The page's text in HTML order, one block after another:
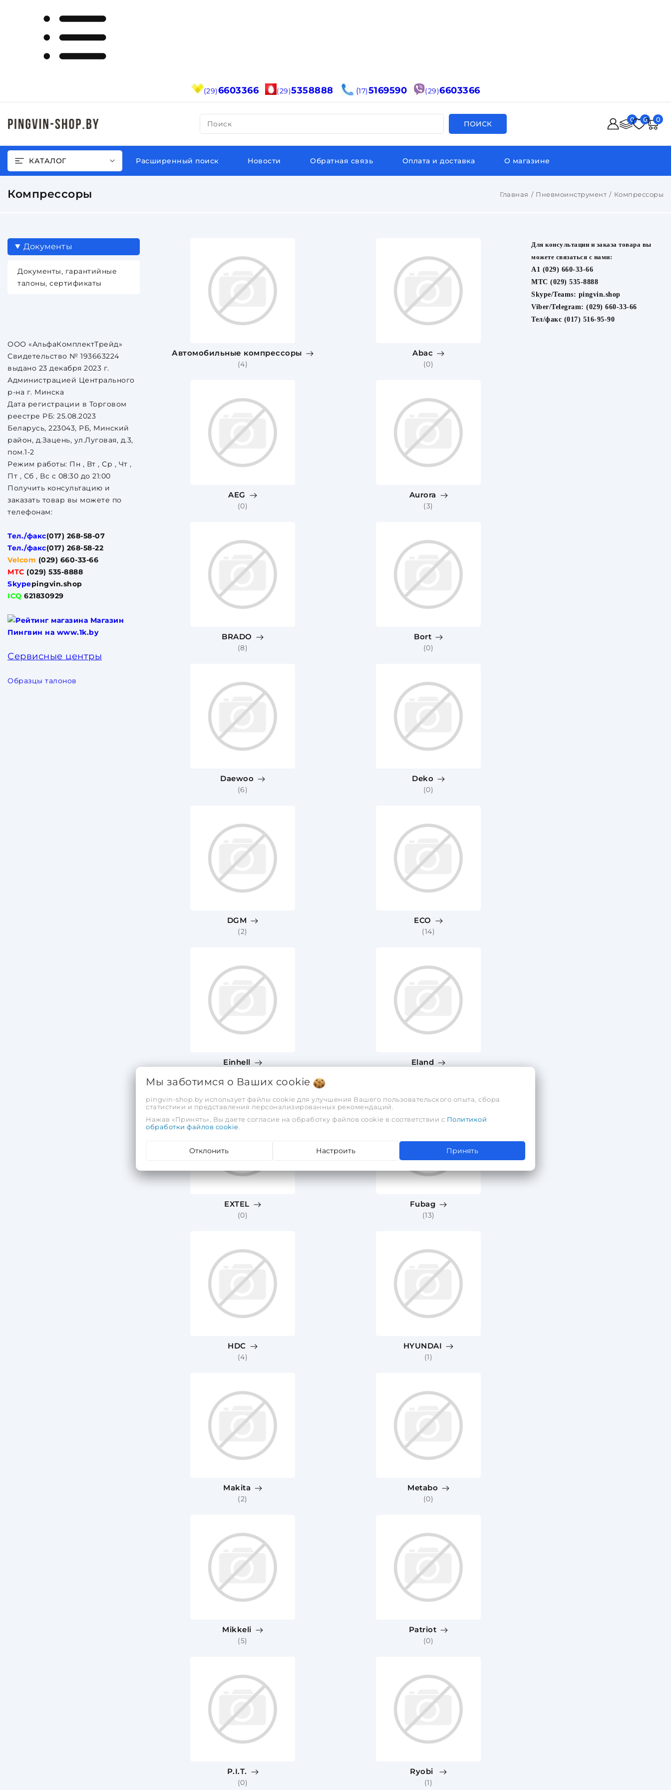
(29)6603366 (29)5358888 (17)5169590 (29)6603366
Поиск ПОИСК 0 0 0
КАТАЛОГ Расширенный поиск Новости Обратная связь Оплата и доставка О магазине
Компрессоры Главная Пневмоинструмент Компрессоры
Документы
Документы, гарантийные
талоны, сертификаты
ООО «АльфаКомплектТрейд»
Свидетельство № 193663224
выдано 23 декабря 2023 г.
Администрацией Центрального
р-на г. Минска
Дата регистрации в Торговом
реестре РБ: 25.08.2023
Беларусь, 223043, РБ, Минский
район, д.Зацень, ул.Луговая, д.3,
пом.1-2
Режим работы: Пн , Вт , Ср , Чт ,
Пт , Сб , Вс c 08:30 до 21:00
Получить консультацию и
заказать товар вы можете по
телефонам:
Тел./факс(017) 268-58-07
Тел./факс(017) 268-58-22
Velcom (029) 660-33-66
МТС (029) 535-8888
Skypepingvin.shop
ICQ 621830929
Сервисные центры
Образцы талонов
Автомобильные компрессоры
(4)
Abac
(0)
AEG
(0)
Aurora
(3)
BRADO
(8)
Bort
(0)
Daewoo
(6)
Deko
(0)
DGM
(2)
ECO
(14)
Einhell Eland
EXTEL
(0)
Fubag
(13)
HDC
(4)
HYUNDAI
(1)
Makita
(2)
Metabo
(0)
Mikkeli
(5)
Patriot
(0)
P.I.T.
(0)
Ryobi
(1)
Для консультации и заказа товара вы
можете связаться с нами:
A1 (029) 660-33-66
МТС (029) 535-8888
Skype/Teams: pingvin.shop
Viber/Telegram: (029) 660-33-66
Тел/факс (017) 516-95-90
Мы заботимся о Ваших cookie
pingvin-shop.by использует файлы cookie для улучшения Вашего пользовательского опыта, сбора
статистики и представления персонализированных рекомендаций.
Нажав «Принять», Вы даете согласие на обработку файлов cookie в соответствии с Политикой
обработки файлов cookie.
Отклонить Настроить Принять